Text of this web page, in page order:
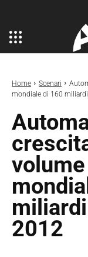
Home Scenari
mondiale di 160 miliardi
2012